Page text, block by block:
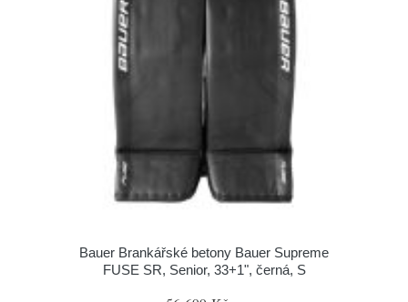
Bauer Brankářské betony Bauer Supreme
FUSE SR, Senior, 33+1", černá, S